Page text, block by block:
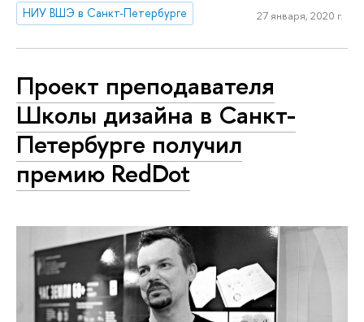
НИУ ВШЭ в Санкт-Петербурге
27 января, 2020 г.
Проект преподавателя
Школы дизайна в Санкт-
Петербурге получил
премию RedDot